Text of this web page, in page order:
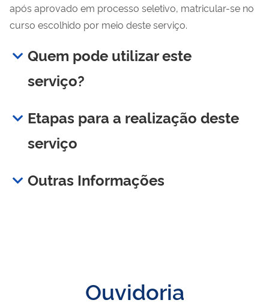
após aprovado em processo seletivo, matricular-se no
curso escolhido por meio deste serviço.
Quem pode utilizar este
serviço?
Etapas para a realização deste
serviço
Outras Informações
Ouvidoria